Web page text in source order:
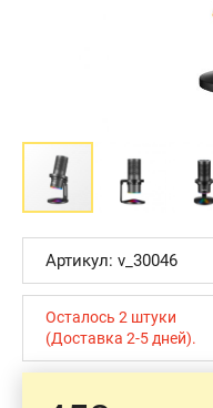
Артикул: v_30046
Осталось 2 штуки
(Доставка 2-5 дней).